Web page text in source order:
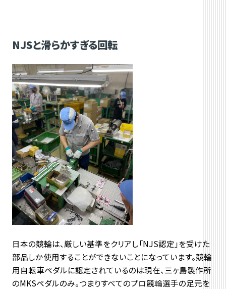
NJSと滑らかすぎる回転
日本の競輪は、厳しい基準をクリアし「NJS認定」を受けた
部品しか使用することができないことになっています。競輪
用自転車ペダルに認定されているのは現在、三ヶ島製作所
のMKSペダルのみ。つまりすべてのプロ競輪選手の足元を